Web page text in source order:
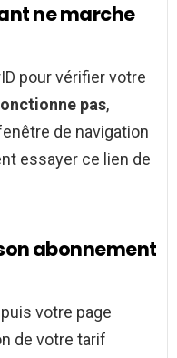
ne marche
pour vérifier votre
pas,
de navigation
essayer ce lien de
abonnement
votre page
de votre tarif